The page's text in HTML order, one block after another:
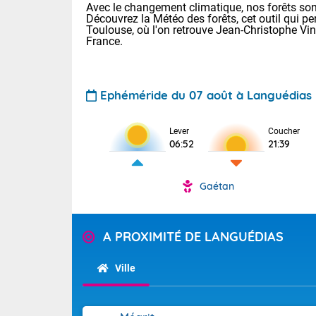
Pour la
Tendance
Avec le changement climatique, nos forêts
Découvrez la Météo des forêts, cet outil qui
Toulouse, où l'on retrouve Jean-Christophe
France.
Ephéméride du 07 août à Languédias
Lever
06:52
Coucher
21:39
Gaétan
A PROXIMITÉ DE LANGUÉDIAS
Ville
Voici les
22/14 Paris :
Clermont-
Lille : 25/15
Demain
Très